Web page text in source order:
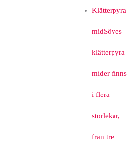
Klätterpyra
midSöves
klätterpyra
mider finns
i flera
storlekar,
från tre